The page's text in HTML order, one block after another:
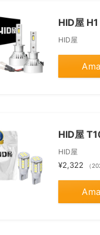
HID屋
HID屋
HID屋
HID屋
¥2,322 （